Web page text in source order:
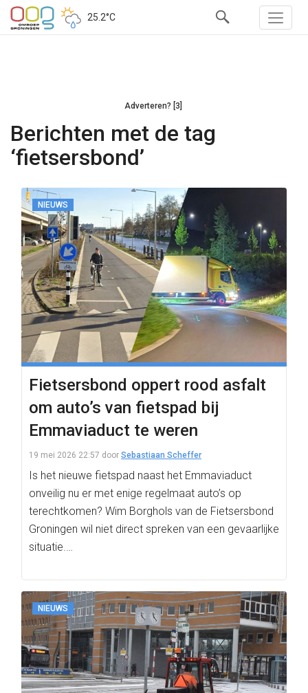
25.2°C
Adverteren? [3]
Berichten met de tag
‘fietsersbond’
NIEUWS
Fietsersbond oppert rood asfalt
om auto’s van fietspad bij
Emmaviaduct te weren
19 mei 2026 22:57 door Sebastiaan Scheffer
Is het nieuwe fietspad naast het Emmaviaduct
onveilig nu er met enige regelmaat auto’s op
terechtkomen? Wim Borghols van de Fietsersbond
Groningen wil niet direct spreken van een gevaarlijke
situatie.…
NIEUWS